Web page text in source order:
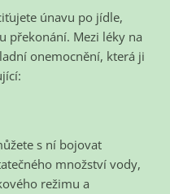
únavu po jídle,
překonání. Mezi léky na
onemocnění, která ji
s ní bojovat
množství vody,
režimu a